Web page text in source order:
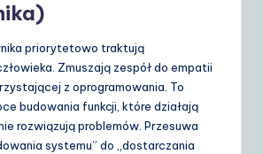
priorytetowo traktują
Zmuszają zespół do empatii
z oprogramowania. To
budowania funkcji, które działają
rozwiązują problemów. Przesuwa
systemu” do „dostarczania